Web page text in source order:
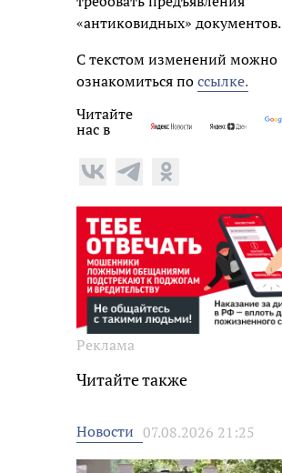
«антиковидных» документов.
С текстом изменений можно
ознакомиться поссылке.
Читайте
нас в
Реклама
Читайте также
Новости 07.08.2026 21:25